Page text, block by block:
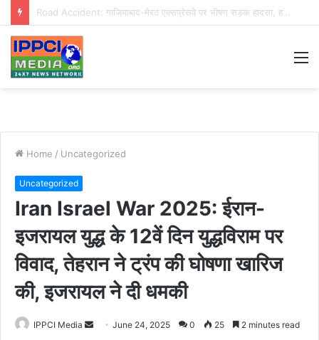
Home / Uncategorized
Uncategorized
Iran Israel War 2025: ईरान-
इजरायल युद्ध के 12वें दिन युद्धविराम पर
विवाद, तेहरान ने ट्रंप की घोषणा खारिज
की, इजरायल ने दी धमकी
IPPCI Media
SendJune 24, 2025 0 25 2 minutes read